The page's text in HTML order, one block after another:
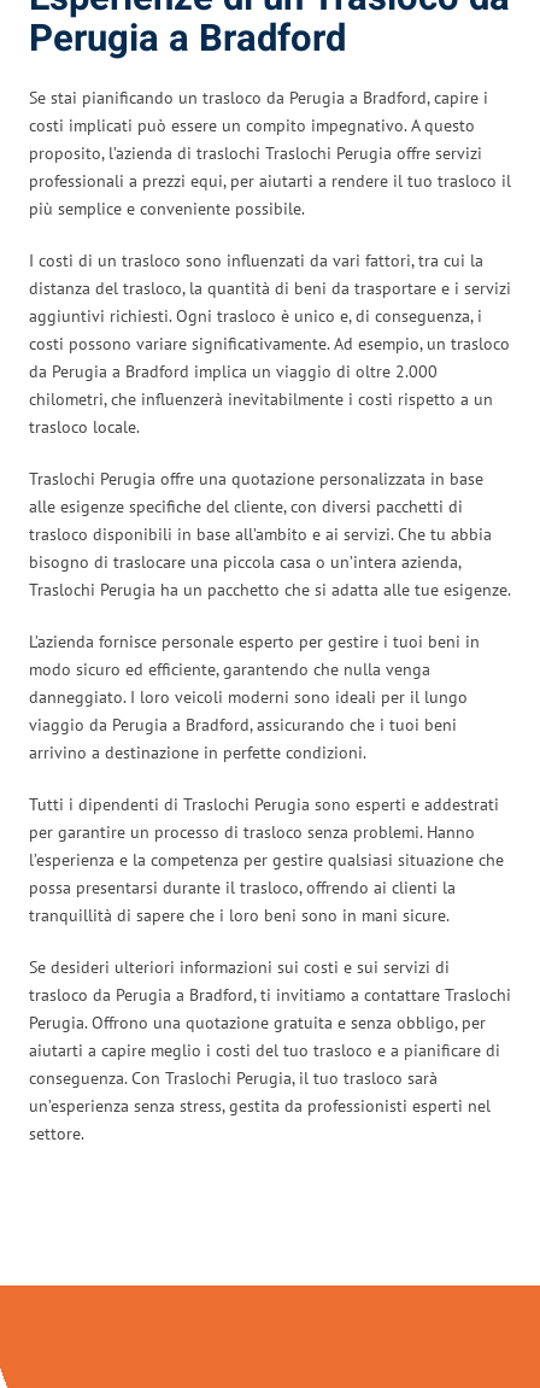
Perugia a Bradford
Se stai pianificando un trasloco da Perugia a Bradford, capire i
costi implicati può essere un compito impegnativo. A questo
proposito, l’azienda di traslochi Traslochi Perugia offre servizi
professionali a prezzi equi, per aiutarti a rendere il tuo trasloco il
più semplice e conveniente possibile.
I costi di un trasloco sono influenzati da vari fattori, tra cui la
distanza del trasloco, la quantità di beni da trasportare e i servizi
aggiuntivi richiesti. Ogni trasloco è unico e, di conseguenza, i
costi possono variare significativamente. Ad esempio, un trasloco
da Perugia a Bradford implica un viaggio di oltre 2.000
chilometri, che influenzerà inevitabilmente i costi rispetto a un
trasloco locale.
Traslochi Perugia offre una quotazione personalizzata in base
alle esigenze specifiche del cliente, con diversi pacchetti di
trasloco disponibili in base all’ambito e ai servizi. Che tu abbia
bisogno di traslocare una piccola casa o un’intera azienda,
Traslochi Perugia ha un pacchetto che si adatta alle tue esigenze.
L’azienda fornisce personale esperto per gestire i tuoi beni in
modo sicuro ed efficiente, garantendo che nulla venga
danneggiato. I loro veicoli moderni sono ideali per il lungo
viaggio da Perugia a Bradford, assicurando che i tuoi beni
arrivino a destinazione in perfette condizioni.
Tutti i dipendenti di Traslochi Perugia sono esperti e addestrati
per garantire un processo di trasloco senza problemi. Hanno
l’esperienza e la competenza per gestire qualsiasi situazione che
possa presentarsi durante il trasloco, offrendo ai clienti la
tranquillità di sapere che i loro beni sono in mani sicure.
Se desideri ulteriori informazioni sui costi e sui servizi di
trasloco da Perugia a Bradford, ti invitiamo a contattare Traslochi
Perugia. Offrono una quotazione gratuita e senza obbligo, per
aiutarti a capire meglio i costi del tuo trasloco e a pianificare di
conseguenza. Con Traslochi Perugia, il tuo trasloco sarà
un’esperienza senza stress, gestita da professionisti esperti nel
settore.